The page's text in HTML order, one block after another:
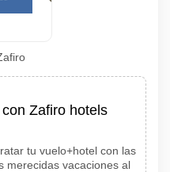
Zafiro hotels
tu vuelo+hotel con las
merecidas vacaciones al